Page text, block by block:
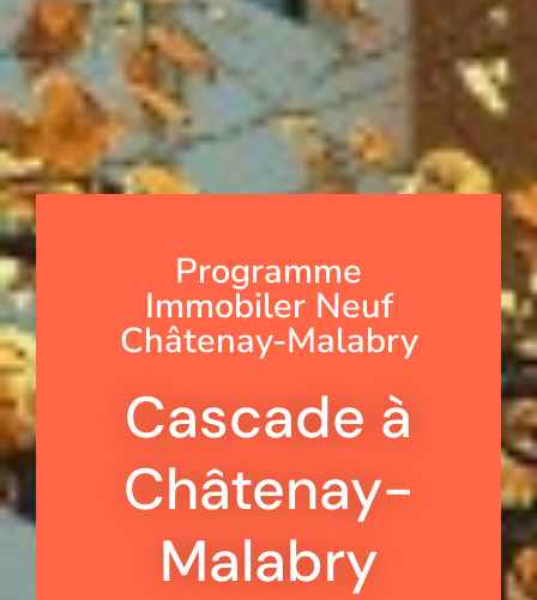
Programme
Immobiler Neuf
Châtenay-Malabry
Cascade à
Châtenay-
Malabry